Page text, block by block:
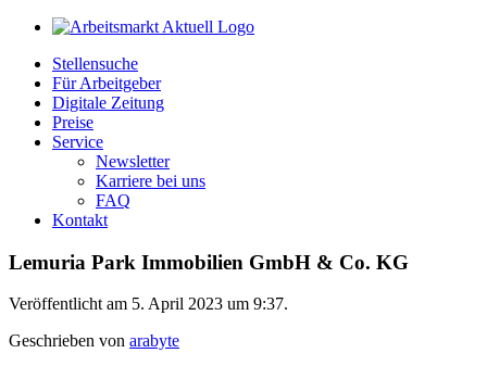
Stellensuche
Für Arbeitgeber
Digitale Zeitung
Preise
Service
Newsletter
Karriere bei uns
FAQ
Kontakt
Lemuria Park Immobilien GmbH & Co. KG
Veröffentlicht am 5. April 2023 um 9:37.
Geschrieben von arabyte